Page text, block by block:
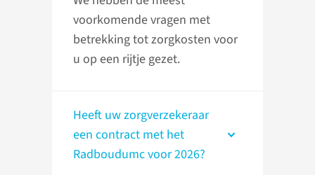
voorkomende vragen met
betrekking tot zorgkosten voor
u op een rijtje gezet.
Heeft uw zorgverzekeraar
een contract met het
Radboudumc voor 2026?